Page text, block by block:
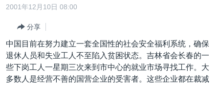
内
转
到
导
航
国际
最新国际新闻
印太
分类新闻
经济·金融·贸易
美中关系
2001年12月10日 08:00
分享
中国目前在努力建立一套全国性的社会安全福利系统，确保
退休人员和失业工人不至陷入贫困状态。吉林省会长春的一
些下岗工人一星期三次来到市中心的就业市场寻找工作。大
多数人是经营不善的国营企业的受害者。这些企业都在裁减